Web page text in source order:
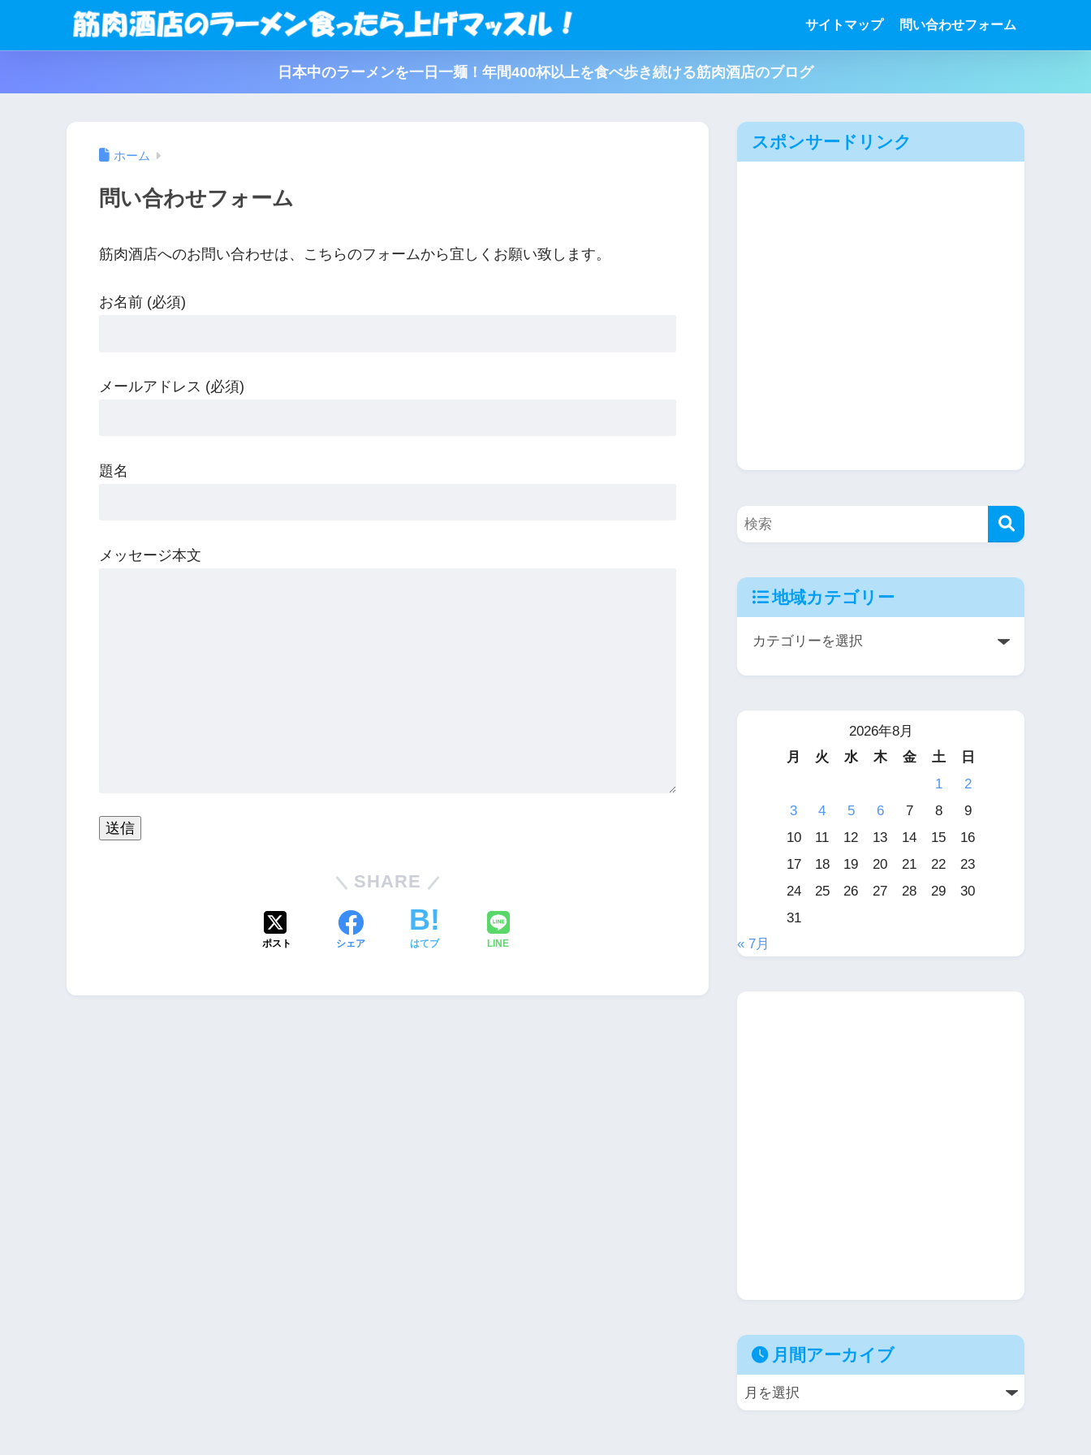
サイトマップ 問い合わせフォーム
日本中のラーメンを一日一麺！年間400杯以上を食べ歩き続ける筋肉酒店のブログ
ホーム
問い合わせフォーム
筋肉酒店へのお問い合わせは、こちらのフォームから宜しくお願い致します。
お名前 (必須)
メールアドレス (必須)
題名
メッセージ本文
SHARE
ポスト シェア はてブ LINE
スポンサードリンク
地域カテゴリー
2026年8月
月
火 水 木 金 土
日
1
2
3
4 5 6 7 8
9
10
11 12 13 14 15
16
17
18 19 20 21 22
23
24
25 26 27 28 29
30
31
« 7月
月間アーカイブ